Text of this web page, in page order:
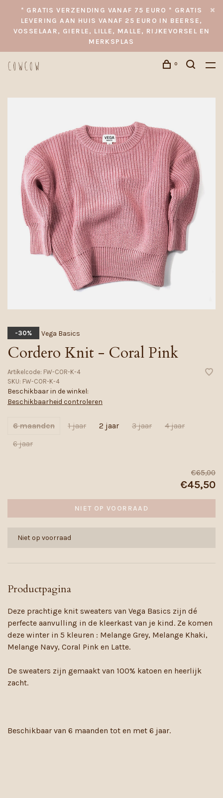
* GRATIS VERZENDING VANAF 75 EURO * GRATIS
LEVERING AAN HUIS VANAF 25 EURO IN BEERSE,
VOSSELAAR, GIERLE, LILLE, MALLE, RIJKEVORSEL EN
MERKSPLAS
0
-30% Vega Basics
Cordero Knit - Coral Pink
Artikelcode: FW-COR-K-4
SKU: FW-COR-K-4
Beschikbaar in de winkel:
Beschikbaarheid controleren
6 maanden 1 jaar 2 jaar 3 jaar
4 jaar
6 jaar
€65,00
€45,50
NIET OP VOORRAAD
Niet op voorraad
Productpagina
Deze prachtige knit sweaters van Vega Basics zijn dé
perfecte aanvulling in de kleerkast van je kind. Ze komen
deze winter in 5 kleuren : Melange Grey, Melange Khaki,
Melange Navy, Coral Pink en Latte.
De sweaters zijn gemaakt van 100% katoen en heerlijk
zacht.
Beschikbaar van 6 maanden tot en met 6 jaar.